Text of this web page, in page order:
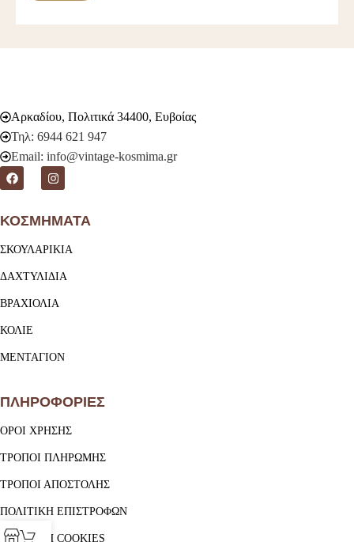
Αρκαδίου, Πολιτικά 34400, Ευβοίας
Τηλ: 6944 621 947
Email: info@vintage-kosmima.gr
ΚΟΣΜΗΜΑΤΑ
ΣΚΟΥΛΑΡΙΚΙΑ
ΔΑΧΤΥΛΙΔΙΑ
ΒΡΑΧΙΟΛΙΑ
ΚΟΛΙΕ
ΜΕΝΤΑΓΙΟΝ
ΠΛΗΡΟΦΟΡΙΕΣ
ΟΡΟΙ ΧΡΗΣΗΣ
ΤΡΟΠΟΙ ΠΛΗΡΩΜΗΣ
ΤΡΟΠΟΙ ΑΠΟΣΤΟΛΗΣ
ΠΟΛΙΤΙΚΗ ΕΠΙΣΤΡΟΦΩΝ
ΠΟΛΙΤΙΚΗ COOKIES